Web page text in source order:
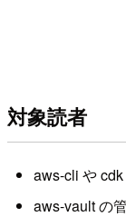
対象読者
aws-cli や
aws-vault の